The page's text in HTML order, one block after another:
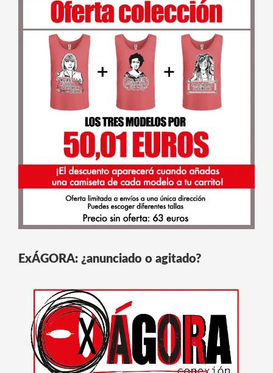
ExÁGORA: ¿anunciado o agitado?